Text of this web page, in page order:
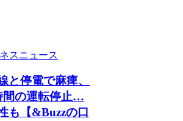
スニュース
と停電で麻痺、
間の運転停止…
も【&Buzzの口